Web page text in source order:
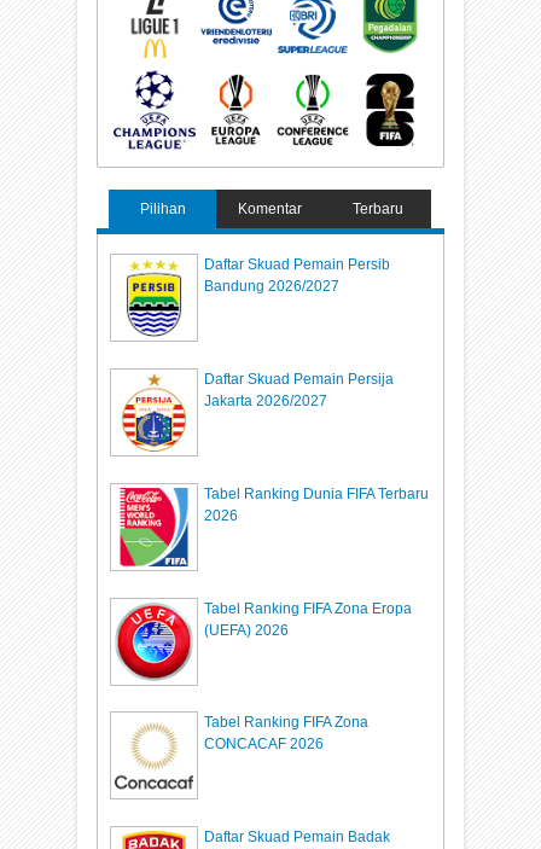
Pilihan Komentar Terbaru
Daftar Skuad Pemain Persib
Bandung 2026/2027
Daftar Skuad Pemain Persija
Jakarta 2026/2027
Tabel Ranking Dunia FIFA Terbaru
2026
Tabel Ranking FIFA Zona Eropa
(UEFA) 2026
Tabel Ranking FIFA Zona
CONCACAF 2026
Daftar Skuad Pemain Badak